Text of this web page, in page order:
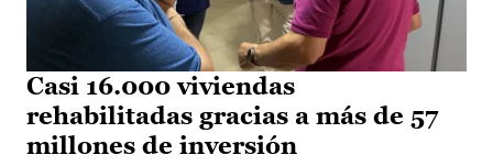
Casi 16.000 viviendas
rehabilitadas gracias a más de 57
millones de inversión